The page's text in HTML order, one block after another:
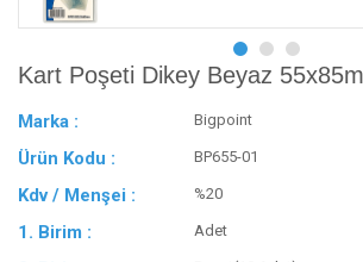
Kart Poşeti Dikey Beyaz
Marka : Bigpoint
Ürün Kodu : BP655-01
Kdv / Menşei : %20
1. Birim : Adet